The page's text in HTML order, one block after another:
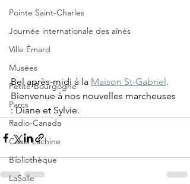
Pointe Saint-Charles
Journée internationale des aînés
Ville Émard
Musées
Petite-Bourgogne
Parcs
Radio-Canada
Canal Lachine
Bibliothèque
LaSalle
Bel après-midi à la Maison St-Gabriel.
Bienvenue à nos nouvelles marcheuses
: Diane et Sylvie.